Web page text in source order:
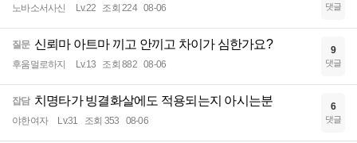
노바소서사신 Lv.22 조회 224 08-06 댓글
질문 신뢰마 아트마 끼고 안끼고 차이가 심한가요?
후움멀로하지 Lv.13 조회 882 08-06
9
댓글
잡담 치명타가 빙결화살에도 적용되는지 아시는분
야한여자 Lv.31 조회 353 08-06
6
댓글